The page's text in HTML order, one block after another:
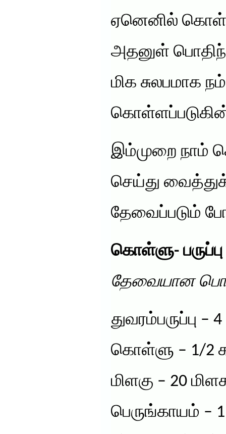
ஏனெனில்
அதனுள்
மிக சுலபமாக
இம்முறை நாம்
செய்து
தேவைப்படும்
கொள்ளு-
தேவையான
துவரம்பருப்பு –
கொள்ளு – 1/2
மிளகு – 20
பெருங்காயம் – 1